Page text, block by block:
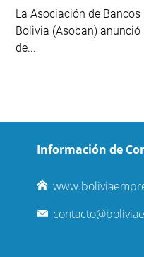
La Asociación de Bancos
Bolivia (Asoban)
de...
Información de